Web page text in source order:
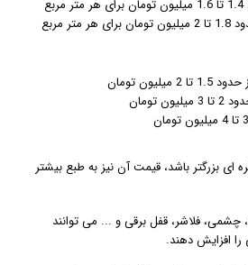
هر متر مربع
1.5 تا 2 میلیون تومان
تومان
ای بزرگتر باشد، قیمت آن نیز به طبع بیشتر
چشمی، فلاشر، قفل برقی و ... می توانند
افزایش دهند.